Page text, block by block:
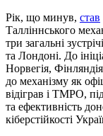
Рік, що минув, став
Талліннського
три загальні
та Лондоні. До
Норвегія,
до механізму як
відіграв і ТМРО,
та ефективність
кіберстійкості